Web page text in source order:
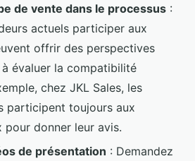
de vente dans le processus :
actuels participer aux
offrir des perspectives
évaluer la compatibilité
chez JKL Sales, les
participent toujours aux
pour donner leur avis.
de présentation : Demandez